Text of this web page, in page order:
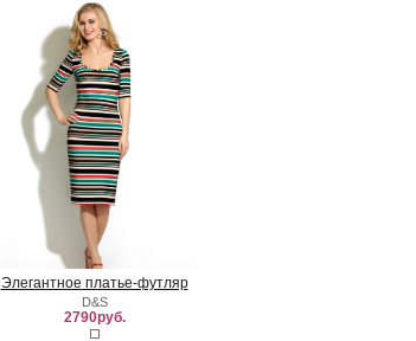
Элегантное платье-футляр
D&S
2790руб.